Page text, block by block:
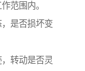
范围内。
是否损坏变
转动是否灵